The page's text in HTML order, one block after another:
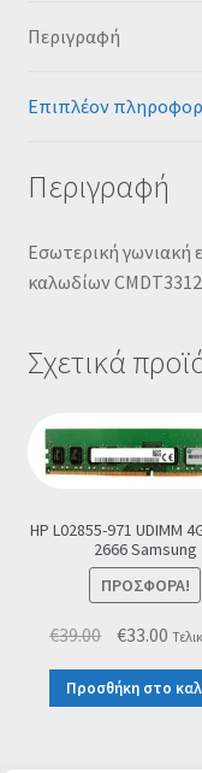
Περιγραφή
Επιπλέον
Περιγραφή
Εσωτερική γωνιακή
καλωδίων
Σχετικά
HP L02855-971 UDIMM
2666 Samsung
ΠΡΟΣΦΟΡΆ!
€39.00 Original
was:
€33.00 Η
Προσθήκη στο